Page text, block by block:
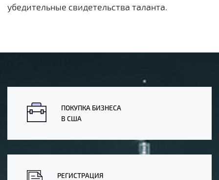
убедительные свидетельства таланта.
ПОКУПКА БИЗНЕСА
В США
РЕГИСТРАЦИЯ